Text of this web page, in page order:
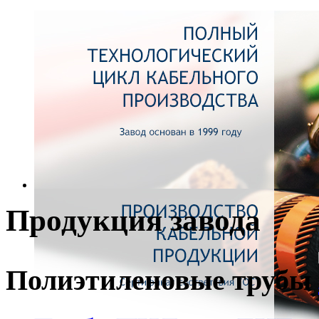
Продукция завода
Полиэтиленовые трубы